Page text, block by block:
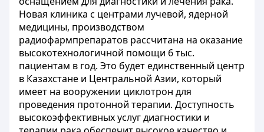
Новая клиника с центрами лучевой, ядерной
медицины, производством
радиофармпрепаратов рассчитана на оказание
высокотехнологичной помощи 6 тыс.
пациентам в год. Это будет единственный центр
в Казахстане и Центральной Азии, который
имеет на вооружении циклотрон для
проведения протонной терапии. Доступность
высокоэффективных услуг диагностики и